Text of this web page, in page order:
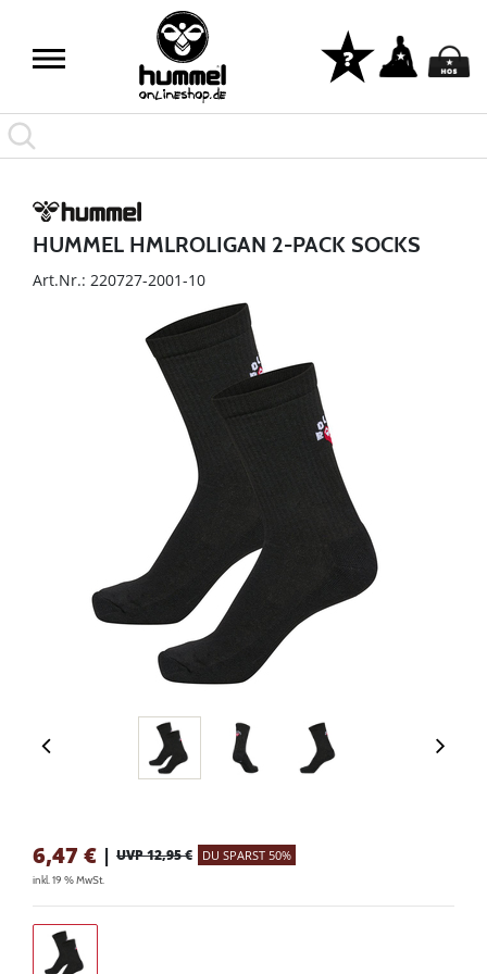
HUMMEL HMLROLIGAN 2-PACK SOCKS
Art.Nr.: 220727-2001-10
6,47 € | UVP 12,95 € DU SPARST 50%
inkl. 19 % MwSt.